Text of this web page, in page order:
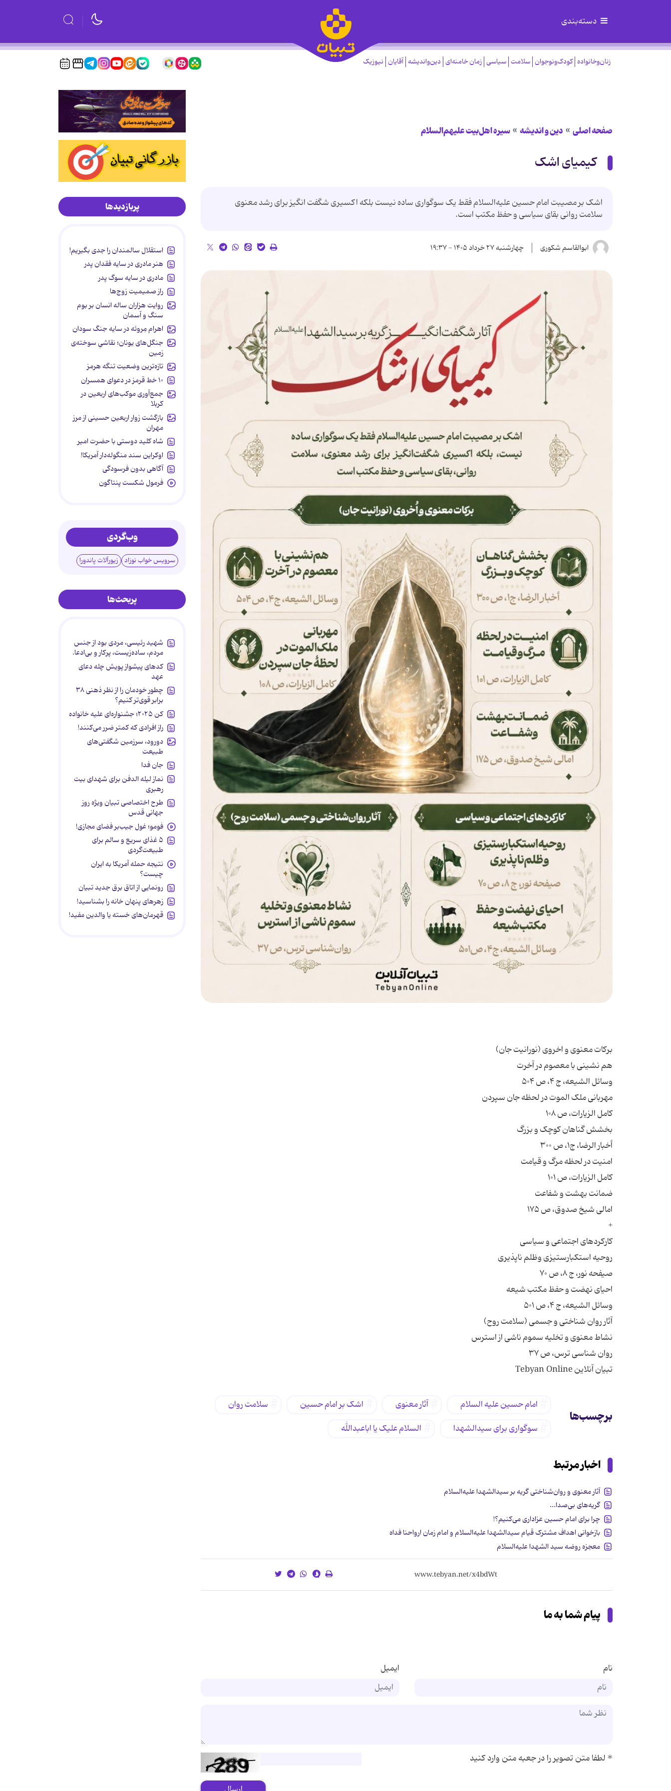
دسته‌بندی
زنان‌وخانواده کودک‌ونوجوان سلامت سیاسی زمان خامنه‌ای دین‌واندیشه آقایان نیوزیک
صفحه اصلی دین و اندیشه سیره اهل‌بیت علیهم‌السلام
کیمیای اشک
اشک بر مصیبت امام حسین علیه‌السلام فقط یک سوگواری ساده نیست بلکه اکسیری شگفت انگیز برای رشد معنوی
سلامت روانی بقای سیاسی و حفظ مکتب است.
ابوالقاسم شکوری چهارشنبه ۲۷ خرداد ۱۴۰۵ - ۱۹:۳۷
برکات معنوی و اخروی (نورانیت جان)
هم نشینی با معصوم در آخرت
وسائل الشیعه، ج ۴، ص ۵۰۴
مهربانی ملک الموت در لحظه جان سپردن
کامل الزیارات، ص ۱۰۸
بخشش گناهان کوچک و بزرگ
أخبار الرضا، ج۱، ص ۳۰۰
امنیت در لحظه مرگ و قیامت
کامل الزیارات، ص ۱۰۱
ضمانت بهشت و شفاعت
امالی شیخ صدوق، ص ۱۷۵
+
کارکردهای اجتماعی و سیاسی
روحیه استکبارستیزی وظلم ناپذیری
صیفحه نور، ج ۸، ص ۷۰
احیای نهضت و حفظ مکتب شیعه
وسائل الشیعه، ج ۴، ص ۵۰۱
آثار روان شناختی و جسمی (سلامت روح)
نشاط معنوی و تخلیه سموم ناشی از استرس
روان شناسی ترس، ص ۳۷
تبیان آنلاین Tebyan Online
برچسب‌ها
امام حسین علیه السلام آثار معنوی اشک بر امام حسین
سلامت روان
سوگواری برای سیدالشهدا
السلام علیک یا اباعبدالله
اخبار مرتبط
آثار معنوی و روان‌شناختی گریه بر سیدالشهدا علیه‌السلام
گریه‌های بی‌صدا...
چرا برای امام حسین عزاداری می‌کنیم؟!
بازخوانی اهداف مشترک قیام سیدالشهدا علیه‌السلام و امام زمان ارواحنا فداه
معجزه روضه سید الشهدا علیه‌السلام
پیام شما به ما
نام ایمیل
*لطفا متن تصویر را در جعبه متن وارد کنید
پربازدیدها
استقلال سالمندان را جدی بگیریم!
هنر مادری در سایه‌ فقدان پدر
مادری در سایه سوگ پدر
راز صمیمیت زوج‌ها
روایت هزاران ساله انسان بر بوم
سنگ و آسمان
اهرام مِروئه در سایه جنگ سودان
جنگل‌های یونان؛ نقاشیِ سوخته‌ی
زمین
تازه‌ترین وضعیت تنگه هرمز
۱۰ خط قرمز در دعوای همسران
جمع‌آوری موکب‌های اربعین در
کربلا
بازگشت زوار اربعین حسینی از مرز
مهران
شاه کلید دوستی با حضرت امیر
اوکراین سند منگوله‌دار آمریکا!
آگاهی بدون فرسودگی
فرمول شکست پنتاگون
وب‌گردی
سرویس خواب نوزاد زیورآلات پاندورا
پربحث‌ها
شهید رئیسی، مردی بود از جنس
مردم، ساده‌زیست، پرکار و بی‌ادعا.
کدهای پیشواز پویش چله دعای
عهد
چطور خودمان را از نظر ذهنی ۳۸
برابر قوی‌تر کنیم؟
کن ۲۰۲۵؛ جشنواره‌ای علیه خانواده
راز افرادی که کمتر ضرر می‌کنند!
دورود، سرزمین شگفتی‌های
طبیعت
جان فدا
نماز لیله الدفن برای شهدای بیت
رهبری
طرح اختصاصی تبیان ویژه روز
جهانی قدس
فومو؛ غول جیب‌بر فضای مجازی!
۵ غذای سریع و سالم برای
طبیعت‌گردی
نتیجه حمله آمریکا به ایران
چیست؟
رونمایی از اتاق برق جدید تبیان
زهرهای پنهان خانه را بشناسید!
قهرمان‌های خسته یا والدین مفید!